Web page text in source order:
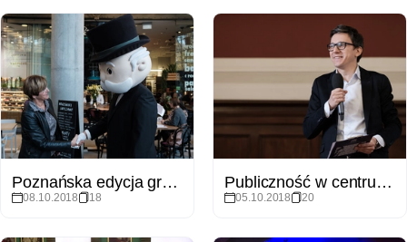
Poznańska edycja gry Monopoly - plansza UAM
08.10.2018 18
Publiczność w centrum uwagi - konferencja
05.10.2018 20